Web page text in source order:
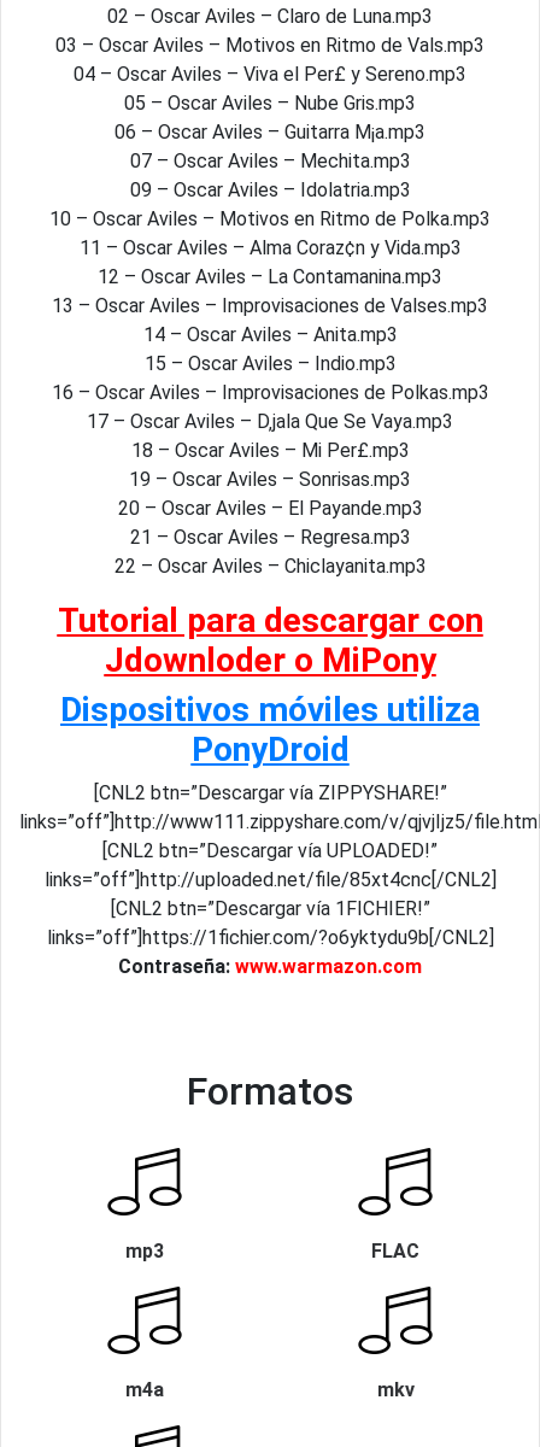
02 – Oscar Aviles – Claro de Luna.mp3
03 – Oscar Aviles – Motivos en Ritmo de Vals.mp3
04 – Oscar Aviles – Viva el Per£ y Sereno.mp3
05 – Oscar Aviles – Nube Gris.mp3
06 – Oscar Aviles – Guitarra M¡a.mp3
07 – Oscar Aviles – Mechita.mp3
09 – Oscar Aviles – Idolatria.mp3
10 – Oscar Aviles – Motivos en Ritmo de Polka.mp3
11 – Oscar Aviles – Alma Coraz¢n y Vida.mp3
12 – Oscar Aviles – La Contamanina.mp3
13 – Oscar Aviles – Improvisaciones de Valses.mp3
14 – Oscar Aviles – Anita.mp3
15 – Oscar Aviles – Indio.mp3
16 – Oscar Aviles – Improvisaciones de Polkas.mp3
17 – Oscar Aviles – D‚jala Que Se Vaya.mp3
18 – Oscar Aviles – Mi Per£.mp3
19 – Oscar Aviles – Sonrisas.mp3
20 – Oscar Aviles – El Payande.mp3
21 – Oscar Aviles – Regresa.mp3
22 – Oscar Aviles – Chiclayanita.mp3
Tutorial para descargar con
Jdownloder o MiPony
Dispositivos móviles utiliza
PonyDroid
[CNL2 btn=”Descargar vía ZIPPYSHARE!”
links=”off”]http://www111.zippyshare.com/v/qjvjIjz5/
[CNL2 btn=”Descargar vía UPLOADED!”
links=”off”]http://uploaded.net/file/85xt4cnc[/CNL2]
[CNL2 btn=”Descargar vía 1FICHIER!”
links=”off”]https://1fichier.com/?o6yktydu9b[/CNL2]
Contraseña: www.warmazon.com
Formatos
mp3 FLAC
m4a mkv